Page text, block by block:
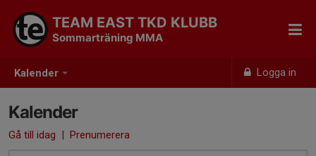
Kalender Logga in
TEAM EAST TKD KLUBB
Sommarträning MMA
Kalender
Gå till idag | Prenumerera